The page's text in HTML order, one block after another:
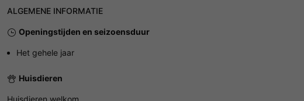
ALGEMENE INFORMATIE
Openingstijden en seizoensduur
Het gehele jaar
Huisdieren
Huisdieren welkom.